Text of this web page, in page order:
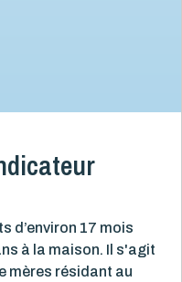
d’environ 17 mois
à la maison. Il s'agit
mères résidant au